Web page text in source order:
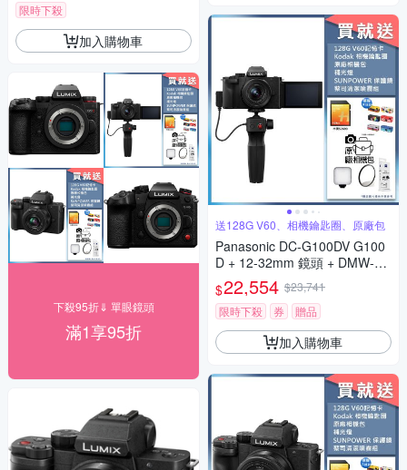
限時下殺
加入購物車
下殺95折⇓ 單眼鏡頭
滿1享95折
送128G V60、相機鑰匙圈、原廠包
Panasonic DC-G100DV G100
D + 12-32mm 鏡頭 + DMW-SH
GR2 三腳架握把組 公司貨
$22,554 $23,741
限時下殺
券 贈品
加入購物車